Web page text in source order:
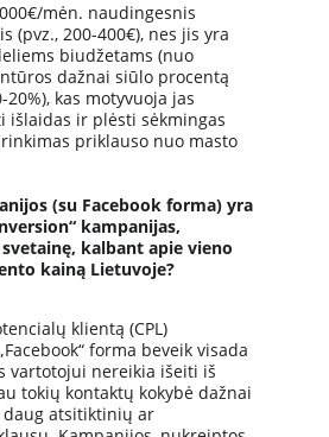
(su Facebook forma) yra
kampanijas,
kalbant apie vieno
kainą Lietuvoje?
klientą (CPL)
forma beveik visada
vartotojui nereikia išeiti iš
tokių kontaktų kokybė dažnai
daug atsitiktinių ar
mėn. naudingesnis
(pvz., 200-400€), nes jis yra
biudžetams (nuo
dažnai siūlo procentą
kas motyvuoja jas
išlaidas ir plėsti sėkmingas
priklauso nuo masto